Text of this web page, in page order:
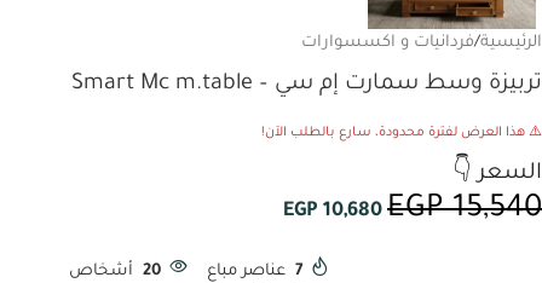
الرئيسية/فردانيات و اكسسوارات
تربيزة وسط سمارت إم سي – Smart Mc m.table
⚠️ هذا العرض لفترة محدودة، سارع بالطلب الآن!
السعر 👇
EGP15,540
EGP 10,680
7 عناصر مباع
20 أشخاص